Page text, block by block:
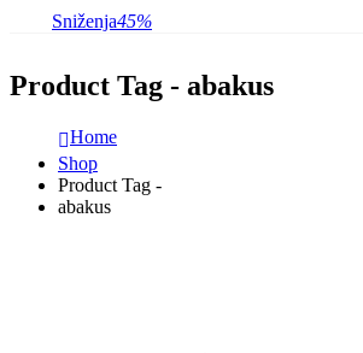
Sniženja45%
Product Tag - abakus
Home
Shop
Product Tag -
abakus